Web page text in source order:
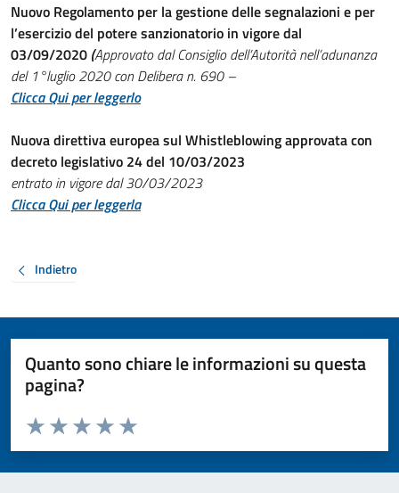
Nuovo Regolamento per la gestione delle segnalazioni e per
l’esercizio del potere sanzionatorio in vigore dal
03/09/2020 (Approvato dal Consiglio dell’Autorità nell’adunanza
del 1°luglio 2020 con Delibera n. 690 –
Clicca Qui per leggerlo
Nuova direttiva europea sul Whistleblowing approvata con
decreto legislativo 24 del 10/03/2023
entrato in vigore dal 30/03/2023
Clicca Qui per leggerla
Indietro
Quanto sono chiare le informazioni su questa
pagina?
Valuta da 1 a 5 stelle la pagina
Valuta 5 stelle su 5
Valuta 4 stelle su 5
Valuta 3 stelle su 5
Valuta 2 stelle su 5
Valuta 1 stelle su 5